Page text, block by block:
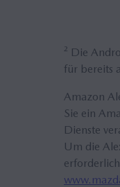
² Die
für bereits
Amazon
Sie ein
Dienste
Um die